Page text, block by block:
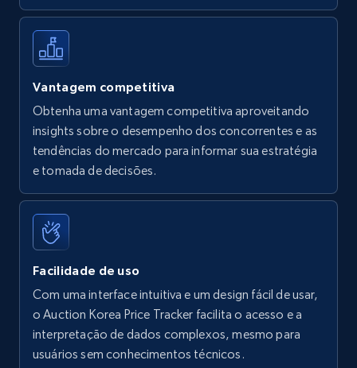
Specifications, Image urls, Top reviews, and
more.
5.6K+ 875+
Walmart - products - Find new products by
using specific category URL
URL, Final price, Sku, Currency, Gtin,
Specifications, Image urls, Top reviews, and
more.
Walmart - products - Collects products by
Vantagem competitiva
Obtenha uma vantagem competitiva aproveitando
insights sobre o desempenho dos concorrentes e as
tendências do mercado para informar sua estratégia
e tomada de decisões.
Facilidade de uso
Com uma interface intuitiva e um design fácil de usar,
o Auction Korea Price Tracker facilita o acesso e a
interpretação de dados complexos, mesmo para
usuários sem conhecimentos técnicos.